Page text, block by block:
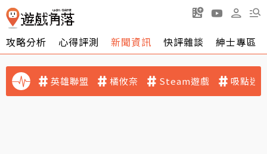
攻略分析 心得評測 新聞資訊 快評雜談 紳士專區
英雄聯盟 橘攸奈 Steam遊戲 吸點迷